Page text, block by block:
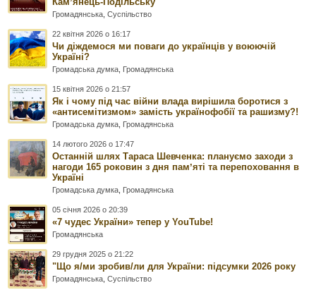
Громадянська ,Суспільство
22 квітня 2026 о 16:17
Чи діждемося ми поваги до українців у воюючій
Україні?
Громадська думка Громадянська
15 квітня 2026 о 21:57
Як і чому під час війни влада вирішила боротися з
«антисемітизмом» замість українофобії та рашизму?!
Громадська думка Громадянська
14 лютого 2026 о 17:47
Останній шлях Тараса Шевченка: плануємо заходи з
нагоди 165 роковин з дня памʼяті та перепоховання в
Україні
Громадська думка Громадянська
05 січня 2026 о 20:39
«7 чудес України» тепер у YouTube!
Громадянська
29 грудня 2025 о 21:22
"Що я/ми зробив/ли для України: підсумки 2026 року
Громадянська ,Суспільство